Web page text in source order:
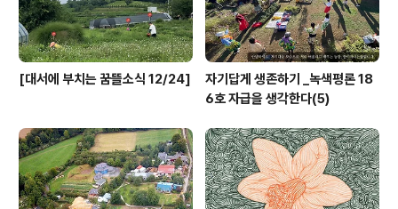
[대서에 부치는 꿈뜰소식 12/24]
자기답게 생존하기 _녹색평론 18
6호 자급을 생각한다(5)